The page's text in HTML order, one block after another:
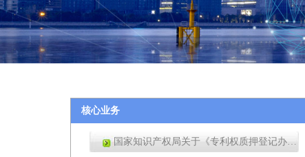
核心业务
国家知识产权局关于《专利权质押登记办法》的公告（第461号）